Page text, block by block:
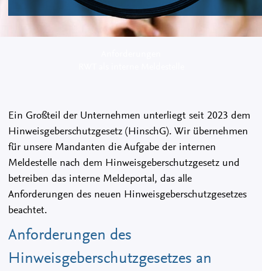
Ein Großteil der Unternehmen unterliegt seit 2023 dem
Hinweisgeberschutzgesetz (HinschG). Wir übernehmen
für unsere Mandanten die Aufgabe der internen
Meldestelle nach dem Hinweisgeberschutzgesetz und
betreiben das interne Meldeportal, das alle
Anforderungen des neuen Hinweisgeberschutzgesetzes
beachtet.
Anforderungen des
Hinweisgeberschutzgesetzes an